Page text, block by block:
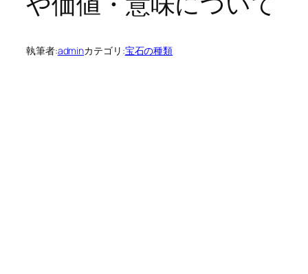
執筆者:adminカテゴリ:宝石の種類